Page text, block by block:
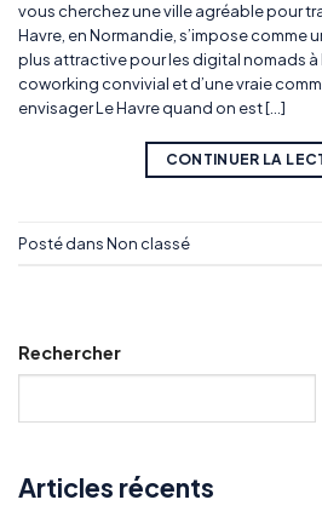
vous cherchez une ville agréable pour
Havre, en Normandie, s’impose comme
plus attractive pour les digital nomads à
coworking convivial et d’une vraie
envisager Le Havre quand on est […]
CONTINUER LA
Posté dansNon classé
Rechercher
Articles récents